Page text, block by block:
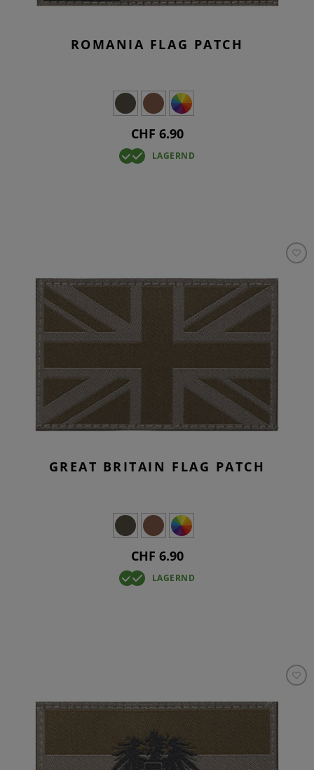
ROMANIA FLAG PATCH
CHF 6.90
LAGERND
GREAT BRITAIN FLAG PATCH
CHF 6.90
LAGERND